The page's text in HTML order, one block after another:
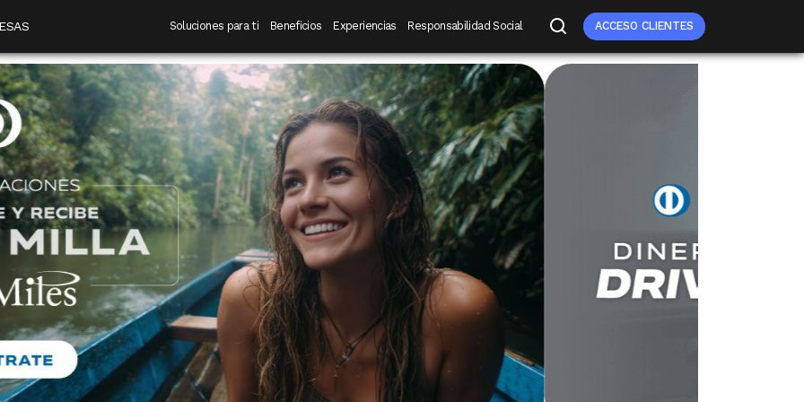
Navegación principal
Soluciones para ti Beneficios Experiencias Responsabilidad Social ACCESO CLIENTES